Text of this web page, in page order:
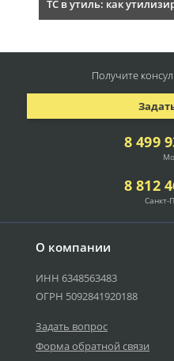
ТС в утиль: как
О компании
ИНН 6348563483
ОГРН 5092841920188
Задать вопрос
Форма обратной связи
8 499
8 812
Санкт-
Получите